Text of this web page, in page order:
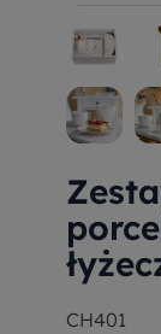
CH401